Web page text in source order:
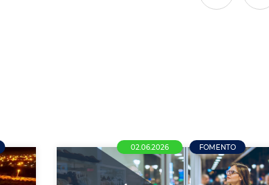
02.06.2026 FOMENTO